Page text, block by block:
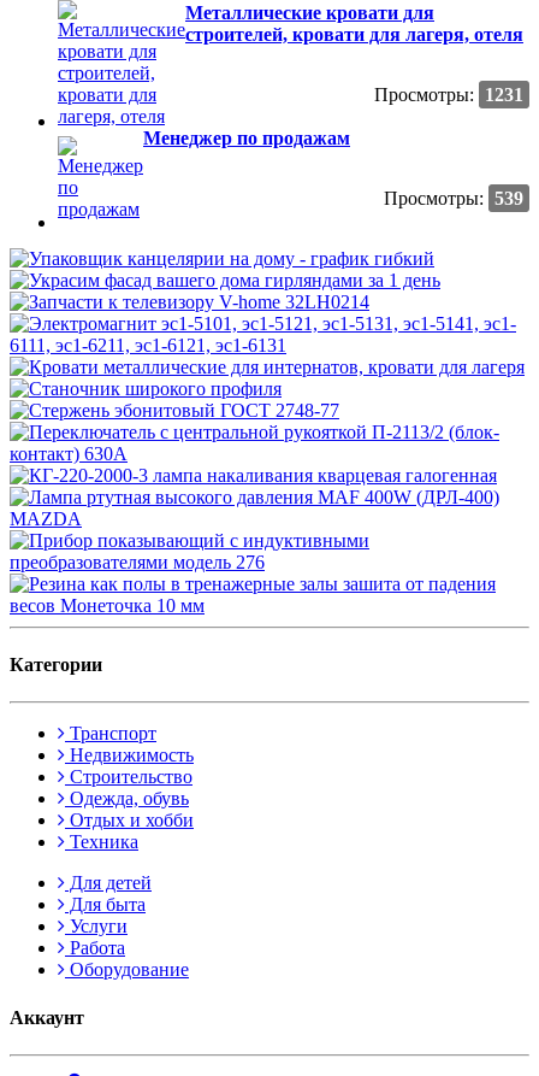
Металлические кровати для
строителей, кровати для лагеря, отеля
Просмотры: 1231
Менеджер по продажам
Просмотры: 539
Категории
Транспорт
Недвижимость
Строительство
Одежда, обувь
Отдых и хобби
Техника
Для детей
Для быта
Услуги
Работа
Оборудование
Аккаунт